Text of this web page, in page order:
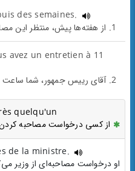
des semaines.
1. از هفته‌ها پیش، منتظر این مصاحبه بودم.
avez un entretien à 11
2. آقای رییس جمهور، شما ساعت 11 یک مصاحبه دارید.
quelqu'un
از کسی درخواست مصاحبه
de la ministre.
او درخواست مصاحبه‌ای از وزیر